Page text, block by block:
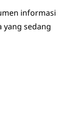
informasi
yang sedang